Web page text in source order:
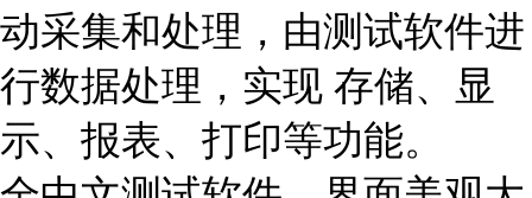
动采集和处理，由测试软件进
行数据处理，实现 存储、显
示、报表、打印等功能。